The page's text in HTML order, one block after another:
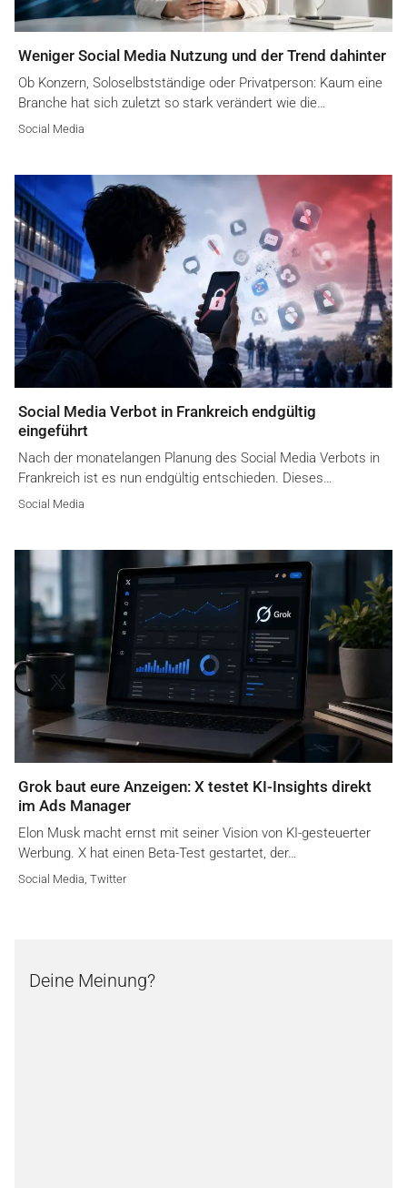
Weniger Social Media Nutzung und der Trend dahinter
Ob Konzern, Soloselbstständige oder Privatperson: Kaum eine
Branche hat sich zuletzt so stark verändert wie die…
Social Media
Social Media Verbot in Frankreich endgültig
eingeführt
Nach der monatelangen Planung des Social Media Verbots in
Frankreich ist es nun endgültig entschieden. Dieses…
Social Media
Grok baut eure Anzeigen: X testet KI-Insights direkt
im Ads Manager
Elon Musk macht ernst mit seiner Vision von KI-gesteuerter
Werbung. X hat einen Beta-Test gestartet, der…
Social Media, Twitter
Deine Meinung?